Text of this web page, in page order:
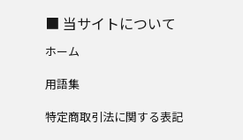
■ 当サイトについて
ホーム
用語集
特定商取引法に関する表記